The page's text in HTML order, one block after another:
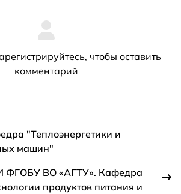
, чтобы оставить
комментарий
"Теплоэнергетики и
машин"
ФГОБУ ВО «АГТУ». Кафедра
продуктов питания и